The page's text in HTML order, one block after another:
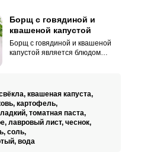
Борщ с говядиной и
квашеной капустой
Борщ с говядиной и квашеной
капустой является блюдом
за простоту ингредиентов!
Удивительно то, как быстро
заканчивается борщ во время
обеда в семье, ведь все
домочадцы постоянно хотят
добавки!Советы по
ингредиентам:Для ароматного и
квашеная капуста,
картофель,
томатная паста,
лавровый лист, чеснок,
соль,
вода